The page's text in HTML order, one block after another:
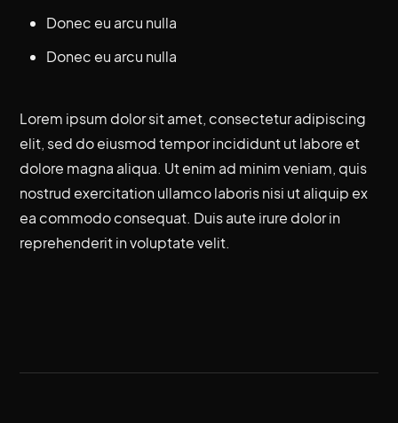
Donec eu arcu nulla
Donec eu arcu nulla
Lorem ipsum dolor sit amet, consectetur adipiscing
elit, sed do eiusmod tempor incididunt ut labore et
dolore magna aliqua. Ut enim ad minim veniam, quis
nostrud exercitation ullamco laboris nisi ut aliquip ex
ea commodo consequat. Duis aute irure dolor in
reprehenderit in voluptate velit.